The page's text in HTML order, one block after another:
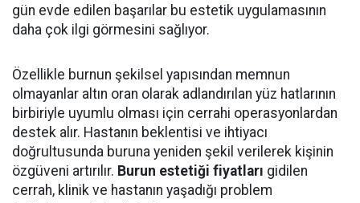
gün evde edilen başarılar bu estetik uygulamasının
daha çok ilgi görmesini sağlıyor.
Özellikle burnun şekilsel yapısından memnun
olmayanlar altın oran olarak adlandırılan yüz hatlarının
birbiriyle uyumlu olması için cerrahi operasyonlardan
destek alır. Hastanın beklentisi ve ihtiyacı
doğrultusunda buruna yeniden şekil verilerek kişinin
özgüveni artırılır. Burun estetiği fiyatları gidilen
cerrah, klinik ve hastanın yaşadığı problem